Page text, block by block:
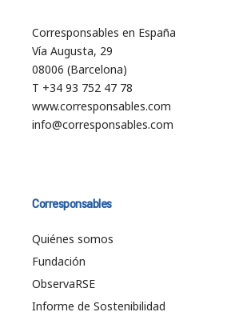
Corresponsables en España
Vía Augusta, 29
08006 (Barcelona)
T +34 93 752 47 78
www.corresponsables.com
info@corresponsables.com
Corresponsables
Quiénes somos
Fundación
ObservaRSE
Informe de Sostenibilidad